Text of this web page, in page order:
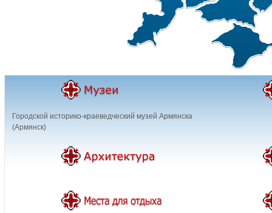
Городской историко-краеведческий музей Армянска
(Армянск)